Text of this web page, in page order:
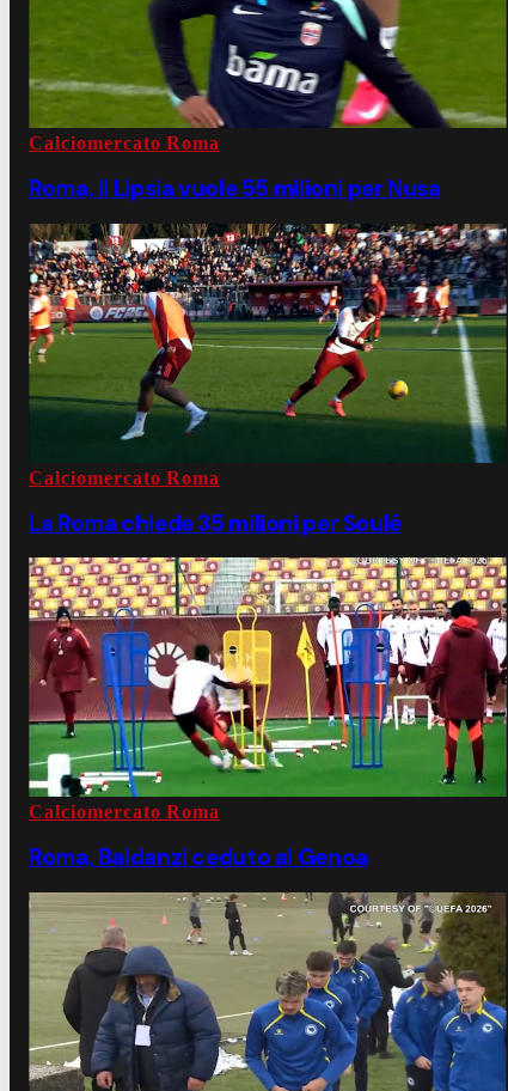
Calciomercato Roma
Roma, il Lipsia vuole 55 milioni per Nusa
Calciomercato Roma
La Roma chiede 35 milioni per Soulé
Calciomercato Roma
Roma, Baldanzi ceduto al Genoa